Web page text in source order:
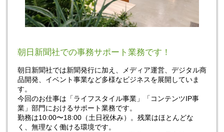
朝日新聞社での事務サポート業務です！
朝日新聞社では新聞発行に加え、メディア運営、デジタル商
品開発、イベント事業など多様なビジネスを展開していま
す。
今回のお仕事は「ライフスタイル事業」「コンテンツIP事
業」部門におけるサポート業務です。
勤務は10:00〜18:00（土日祝休み）。残業はほとんどな
く、無理なく働ける環境です。